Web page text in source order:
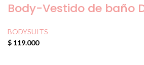
Body-Vestido de baño
BODYSUITS
$ 119.000